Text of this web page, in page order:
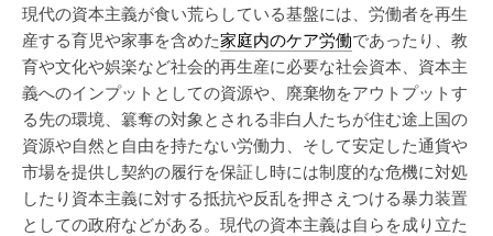
現代の資本主義が食い荒らしている基盤には、労働者を再生
産する育児や家事を含めた家庭内のケア労働であったり、教
育や文化や娯楽など社会的再生産に必要な社会資本、資本主
義へのインプットとしての資源や、廃棄物をアウトプットす
る先の環境、簒奪の対象とされる非白人たちが住む途上国の
資源や自然と自由を持たない労働力、そして安定した通貨や
市場を提供し契約の履行を保証し時には制度的な危機に対処
したり資本主義に対する抵抗や反乱を押さえつける暴力装置
としての政府などがある。現代の資本主義は自らを成り立た